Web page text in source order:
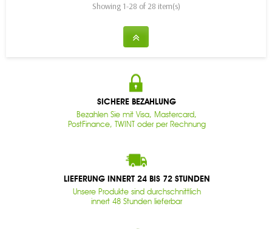
Showing 1-28 of 28 item(s)
SICHERE BEZAHLUNG
Bezahlen Sie mit Visa, Mastercard,
PostFinance, TWINT oder per Rechnung
LIEFERUNG INNERT 24 BIS 72 STUNDEN
Unsere Produkte sind durchschnittlich
innert 48 Stunden lieferbar